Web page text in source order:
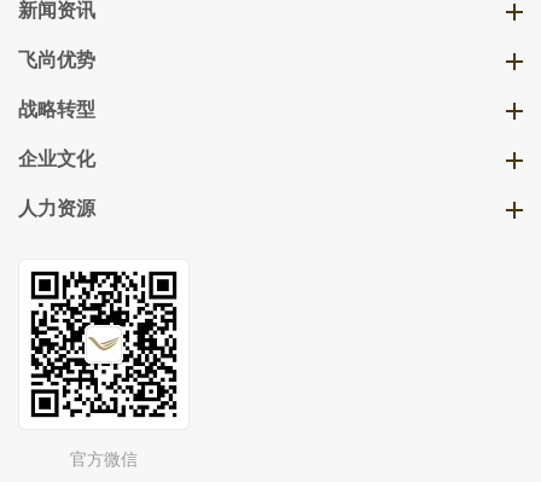
新闻资讯
飞尚优势
战略转型
企业文化
人力资源
官方微信